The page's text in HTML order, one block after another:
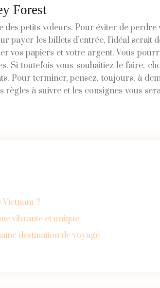
Forest
petits voleurs. Pour éviter de
payer les billets d’entrée, l’idéal
vos papiers et votre argent. Vous
toutefois vous souhaitiez le faire,
Pour terminer, pensez, toujours, à
à suivre et les consignes vous
?
vibrante et unique
destination de voyage